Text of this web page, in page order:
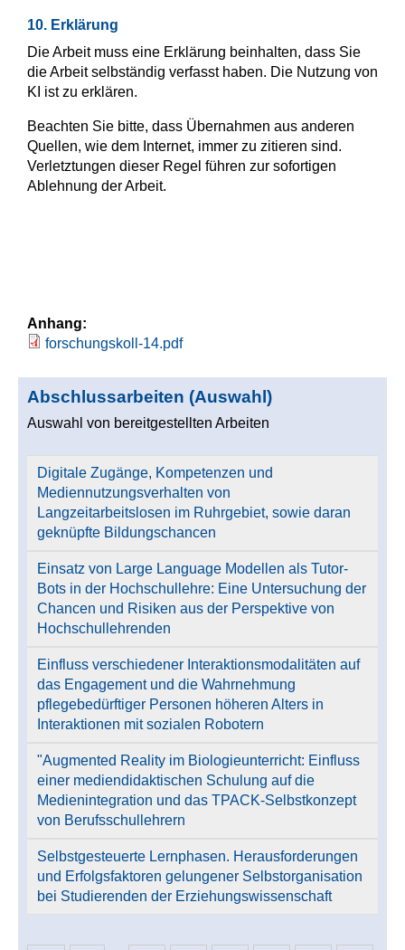
10. Erklärung
Die Arbeit muss eine Erklärung beinhalten, dass Sie
die Arbeit selbständig verfasst haben. Die Nutzung von
KI ist zu erklären.
Beachten Sie bitte, dass Übernahmen aus anderen
Quellen, wie dem Internet, immer zu zitieren sind.
Verletztungen dieser Regel führen zur sofortigen
Ablehnung der Arbeit.
Anhang:
forschungskoll-14.pdf
Abschlussarbeiten (Auswahl)
Auswahl von bereitgestellten Arbeiten
Digitale Zugänge, Kompetenzen und
Mediennutzungsverhalten von
Langzeitarbeitslosen im Ruhrgebiet, sowie daran
geknüpfte Bildungschancen
Einsatz von Large Language Modellen als Tutor-
Bots in der Hochschullehre: Eine Untersuchung der
Chancen und Risiken aus der Perspektive von
Hochschullehrenden
Einfluss verschiedener Interaktionsmodalitäten auf
das Engagement und die Wahrnehmung
pflegebedürftiger Personen höheren Alters in
Interaktionen mit sozialen Robotern
"Augmented Reality im Biologieunterricht: Einfluss
einer mediendidaktischen Schulung auf die
Medienintegration und das TPACK-Selbstkonzept
von Berufsschullehrern
Selbstgesteuerte Lernphasen. Herausforderungen
und Erfolgsfaktoren gelungener Selbstorganisation
bei Studierenden der Erziehungswissenschaft